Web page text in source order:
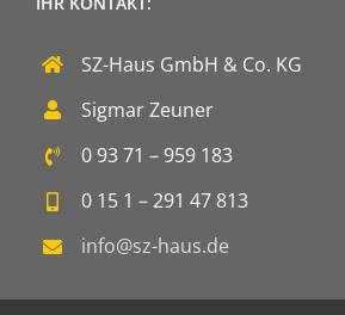
SZ-Haus GmbH & Co. KG
Sigmar Zeuner
0 93 71 – 959 183
0 15 1 – 291 47 813
info@sz-haus.de